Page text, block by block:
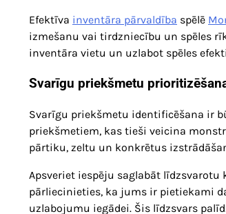
Efektīva inventāra pārvaldība spēlē
izmešanu vai tirdzniecību un spēles
inventāra vietu un uzlabot spēles
Svarīgu priekšmetu
Svarīgu priekšmetu identificēšana ir
priekšmetiem, kas tieši veicina
pārtiku, zeltu un konkrētus
Apsveriet iespēju saglabāt
pārliecinieties, ka jums ir pietiekami
uzlabojumu iegādei. Šis līdzsvars